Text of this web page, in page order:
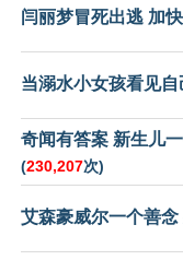
闫丽梦冒死出逃 加
当溺水小女孩看见
奇闻有答案 新生儿
(230,207次)
艾森豪威尔一个善念